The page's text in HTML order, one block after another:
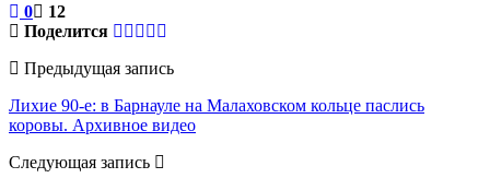
0
12
Поделится
Предыдущая запись
Лихие 90-е: в Барнауле на Малаховском кольце паслись
коровы. Архивное видео
Следующая запись